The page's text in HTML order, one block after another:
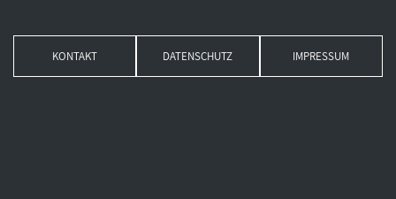
KONTAKT DATENSCHUTZ IMPRESSUM